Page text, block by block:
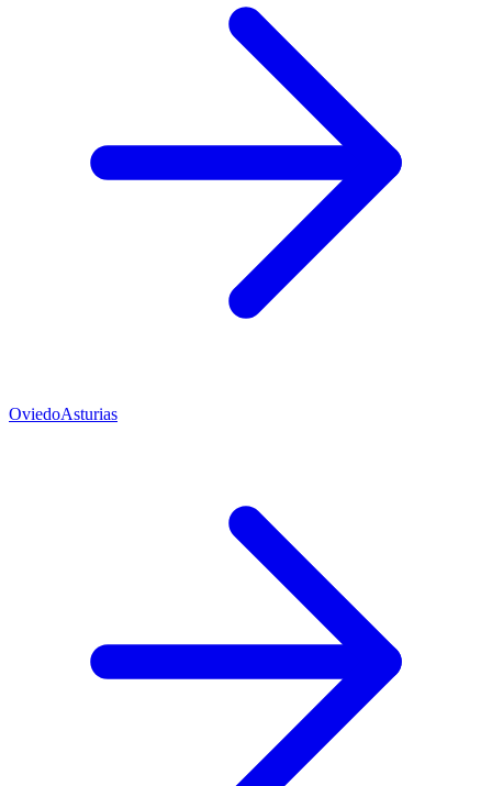
OviedoAsturias